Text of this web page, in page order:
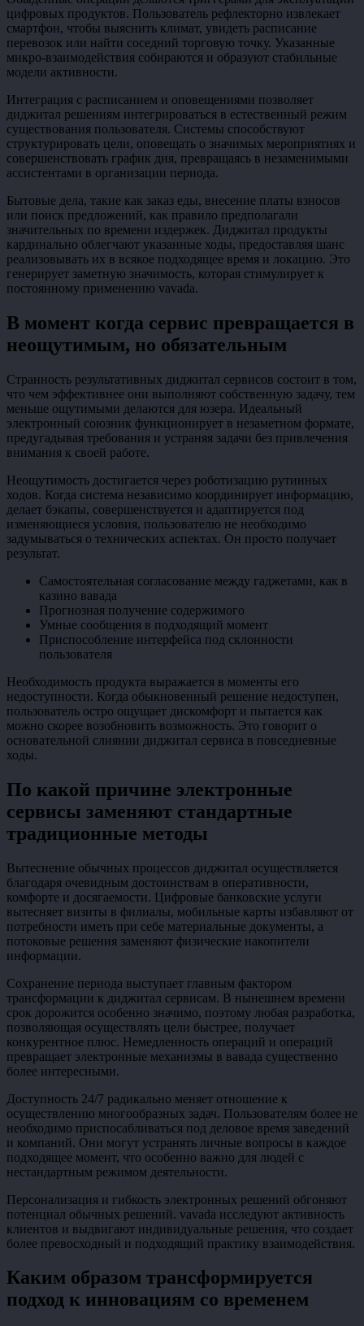
цифровых продуктов. Пользователь рефлекторно извлекает
смартфон, чтобы выяснить климат, увидеть расписание
перевозок или найти соседний торговую точку. Указанные
микро-взаимодействия собираются и образуют стабильные
модели активности.
Интеграция с расписанием и оповещениями позволяет
диджитал решениям интегрироваться в естественный режим
существования пользователя. Системы способствуют
структурировать цели, оповещать о значимых мероприятиях и
совершенствовать график дня, превращаясь в незаменимыми
ассистентами в организации периода.
Бытовые дела, такие как заказ еды, внесение платы взносов
или поиск предложений, как правило предполагали
значительных по времени издержек. Диджитал продукты
кардинально облегчают указанные ходы, предоставляя шанс
реализовывать их в всякое подходящее время и локацию. Это
генерирует заметную значимость, которая стимулирует к
постоянному применению vavada.
В момент когда сервис превращается в
неощутимым, но обязательным
Странность результативных диджитал сервисов состоит в том,
что чем эффективнее они выполняют собственную задачу, тем
меньше ощутимыми делаются для юзера. Идеальный
электронный союзник функционирует в незаметном формате,
предугадывая требования и устраняя задачи без привлечения
внимания к своей работе.
Неощутимость достигается через роботизацию рутинных
ходов. Когда система независимо координирует информацию,
делает бэкапы, совершенствуется и адаптируется под
изменяющиеся условия, пользователю не необходимо
задумываться о технических аспектах. Он просто получает
результат.
Самостоятельная согласование между гаджетами, как в
казино вавада
Прогнозная получение содержимого
Умные сообщения в подходящий момент
Приспособление интерфейса под склонности
пользователя
Необходимость продукта выражается в моменты его
недоступности. Когда обыкновенный решение недоступен,
пользователь остро ощущает дискомфорт и пытается как
можно скорее возобновить возможность. Это говорит о
основательной слиянии диджитал сервиса в повседневные
ходы.
По какой причине электронные
сервисы заменяют стандартные
традиционные методы
Вытеснение обычных процессов диджитал осуществляется
благодаря очевидным достоинствам в оперативности,
комфорте и досягаемости. Цифровые банковские услуги
вытесняет визиты в филиалы, мобильные карты избавляют от
потребности иметь при себе материальные документы, а
потоковые решения заменяют физические накопители
информации.
Сохранение периода выступает главным фактором
трансформации к диджитал сервисам. В нынешнем времени
срок дорожится особенно значимо, поэтому любая разработка,
позволяющая осуществлять цели быстрее, получает
конкурентное плюс. Немедленность операций и операций
превращает электронные механизмы в вавада существенно
более интересными.
Доступность 24/7 радикально меняет отношение к
осуществлению многообразных задач. Пользователям более не
необходимо приспосабливаться под деловое время заведений
и компаний. Они могут устранять личные вопросы в каждое
подходящее момент, что особенно важно для людей с
нестандартным режимом деятельности.
Персонализация и гибкость электронных решений обгоняют
потенциал обычных решений. vavada исследуют активность
клиентов и выдвигают индивидуальные решения, что создает
более превосходный и подходящий практику взаимодействия.
Каким образом трансформируется
подход к инновациям со временем